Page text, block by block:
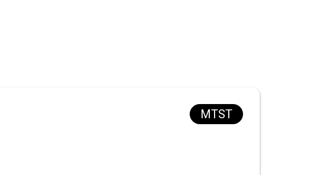
MTST